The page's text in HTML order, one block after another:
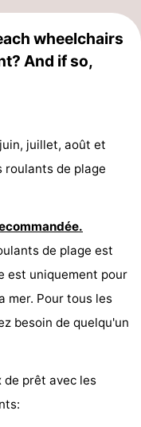
wheelchairs
And if so,
juillet, août et
roulants de plage
de plage est
est uniquement pour
mer. Pour tous les
besoin de quelqu'un
de prêt avec les